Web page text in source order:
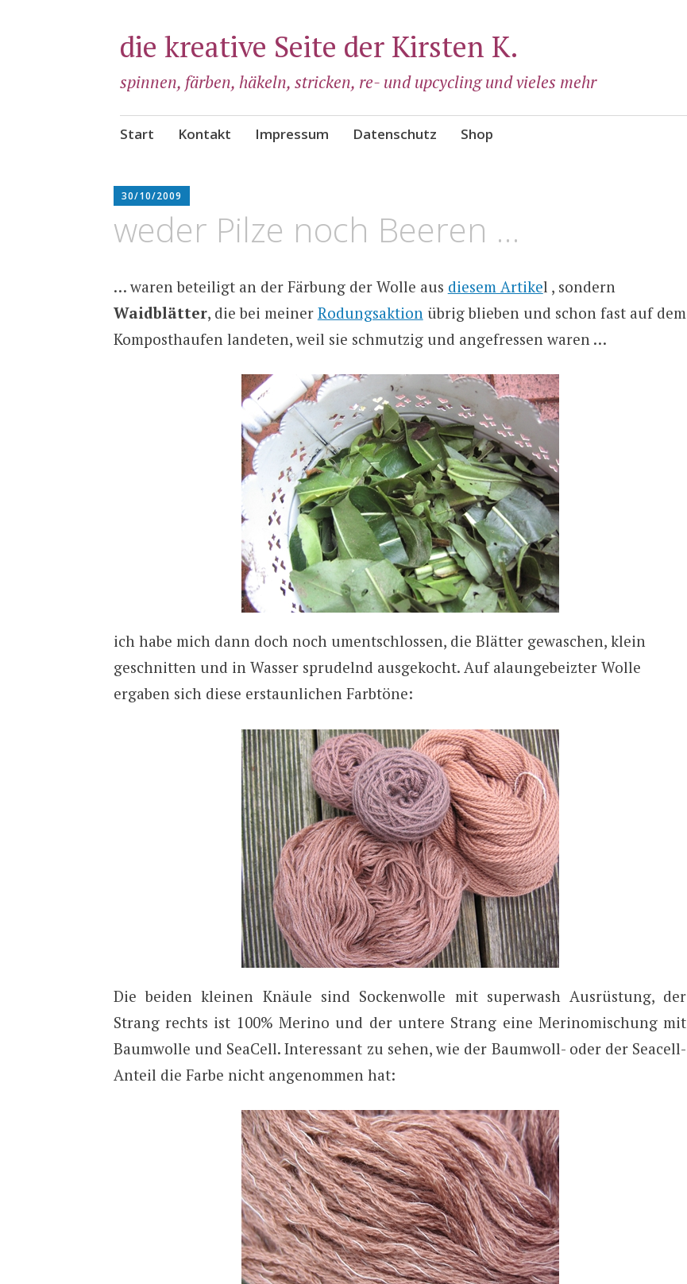
die kreative Seite der Kirsten K.
spinnen, färben, häkeln, stricken, re- und upcycling und vieles mehr
Zum
Start Kontakt Impressum Datenschutz Shop
30/10/2009
weder Pilze noch Beeren …
… waren beteiligt an der Färbung der Wolle aus diesem Artikel , sondern
Waidblätter, die bei meiner Rodungsaktion übrig blieben und schon fast auf dem
Komposthaufen landeten, weil sie schmutzig und angefressen waren …
ich habe mich dann doch noch umentschlossen, die Blätter gewaschen, klein
geschnitten und in Wasser sprudelnd ausgekocht. Auf alaungebeizter Wolle
ergaben sich diese erstaunlichen Farbtöne:
Die beiden kleinen Knäule sind Sockenwolle mit superwash Ausrüstung, der
Strang rechts ist 100% Merino und der untere Strang eine Merinomischung mit
Baumwolle und SeaCell. Interessant zu sehen, wie der Baumwoll- oder der Seacell-
Anteil die Farbe nicht angenommen hat: